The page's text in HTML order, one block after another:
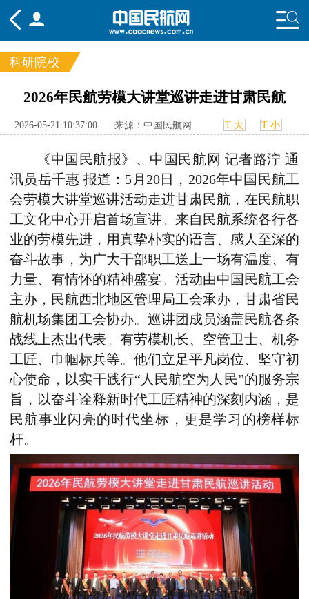
频道
国内 国际
行业
科研院校
2026年民航劳模大讲堂巡讲走进甘肃民航
2026-05-21 10:37:00 来源：中国民航网 T 大 T 小
《中国民航报》、中国民航网 记者路泞 通
讯员岳千惠 报道：5月20日，2026年中国民航工
会劳模大讲堂巡讲活动走进甘肃民航，在民航职
工文化中心开启首场宣讲。来自民航系统各行各
业的劳模先进，用真挚朴实的语言、感人至深的
奋斗故事，为广大干部职工送上一场有温度、有
力量、有情怀的精神盛宴。活动由中国民航工会
主办，民航西北地区管理局工会承办，甘肃省民
航机场集团工会协办。巡讲团成员涵盖民航各条
战线上杰出代表。有劳模机长、空管卫士、机务
工匠、巾帼标兵等。他们立足平凡岗位、坚守初
心使命，以实干践行“人民航空为人民”的服务宗
旨，以奋斗诠释新时代工匠精神的深刻内涵，是
民航事业闪亮的时代坐标，更是学习的榜样标
杆。